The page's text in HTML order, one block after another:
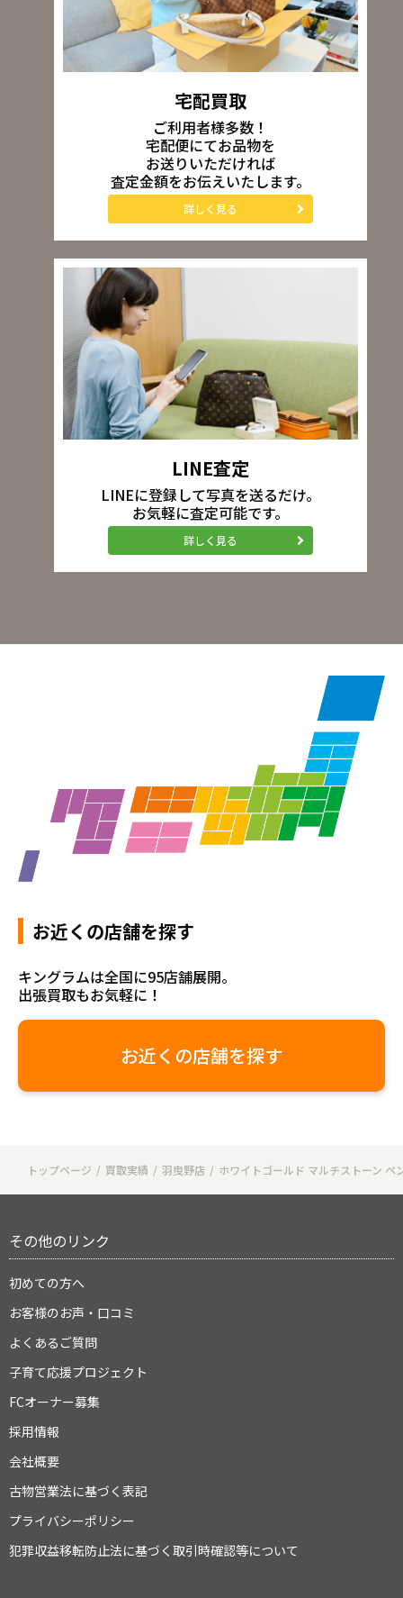
宅配買取
ご利用者様多数！
宅配便にてお品物を
お送りいただければ
査定金額をお伝えいたします。
詳しく見る
LINE査定
LINEに登録して写真を送るだけ。
お気軽に査定可能です。
詳しく見る
お近くの店舗を探す
キングラムは全国に95店舗展開。
出張買取もお気軽に！
お近くの店舗を探す
トップページ 買取実績 羽曳野店 ホワイトゴールド マルチストーン ペ
その他のリンク
初めての方へ
お客様のお声・口コミ
よくあるご質問
子育て応援プロジェクト
FCオーナー募集
採用情報
会社概要
古物営業法に基づく表記
プライバシーポリシー
犯罪収益移転防止法に基づく取引時確認等について